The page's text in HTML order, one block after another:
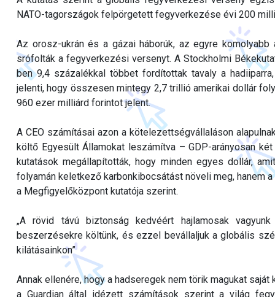
NATO-tagországok felpörgetett fegyverkezése évi 200
Az orosz-ukrán és a gázai háborúk, az egyre
srófolták a fegyverkezési versenyt. A Stockholmi
ben 9,4 százalékkal többet fordítottak tavaly a
jelenti, hogy összesen mintegy 2,7 trillió amerikai dollár
960 ezer milliárd forintot jelent.
A CEO számításai azon a kötelezettségvállaláson
költő Egyesült Államokat leszámítva – GDP-arányosan
kutatások megállapították, hogy minden egyes dollár,
folyamán keletkező karbonkibocsátást növeli meg, hanem
a Megfigyelőközpont kutatója szerint.
„A rövid távú biztonság kedvéért hajlamosak
beszerzésekre költünk, és ezzel bevállaljuk a globális
kilátásainkon”
Annak ellenére, hogy a hadseregek nem törik magukat
a Guardian által idézett számítások szerint a világ